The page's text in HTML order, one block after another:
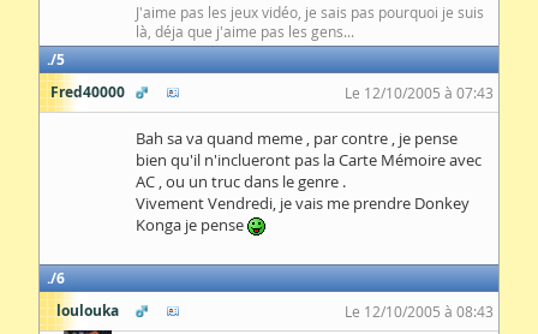
J'aime pas les jeux vidéo, je sais pas pourquoi je suis
là, déja que j'aime pas les gens...
5
Fred40000
Le 12/10/2005 à 07:43
Bah sa va quand meme , par contre , je pense
bien qu'il n'inclueront pas la Carte Mémoire avec
AC , ou un truc dans le genre .
Vivement Vendredi, je vais me prendre Donkey
Konga je pense
6
loulouka
Le 12/10/2005 à 08:43